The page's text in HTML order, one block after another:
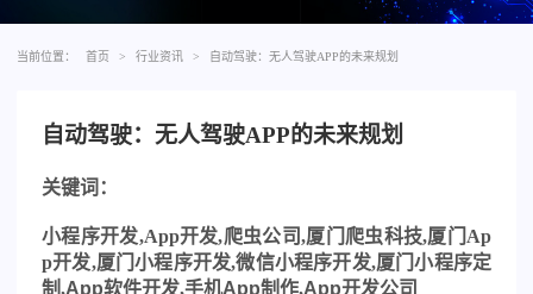
当前位置： 首页 > 行业资讯 > 自动驾驶：无人驾驶APP的未来规划
自动驾驶：无人驾驶APP的未来规划
关键词：
小程序开发,App开发,爬虫公司,厦门爬虫科技,厦门 Ap
p开发,厦门小程序开发,微信小程序开发,厦门小程序定
制,App软件开发,手机App制作,App开发公司